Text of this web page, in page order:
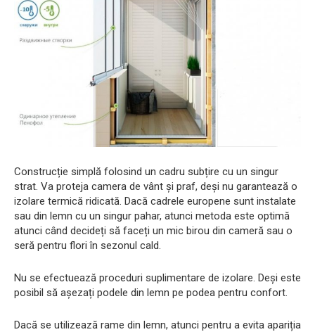
Construcție simplă folosind un cadru subțire cu un singur
strat. Va proteja camera de vânt și praf, deși nu garantează o
izolare termică ridicată. Dacă cadrele europene sunt instalate
sau din lemn cu un singur pahar, atunci metoda este optimă
atunci când decideți să faceți un mic birou din cameră sau o
seră pentru flori în sezonul cald.
Nu se efectuează proceduri suplimentare de izolare. Deși este
posibil să așezați podele din lemn pe podea pentru confort.
Dacă se utilizează rame din lemn, atunci pentru a evita apariția